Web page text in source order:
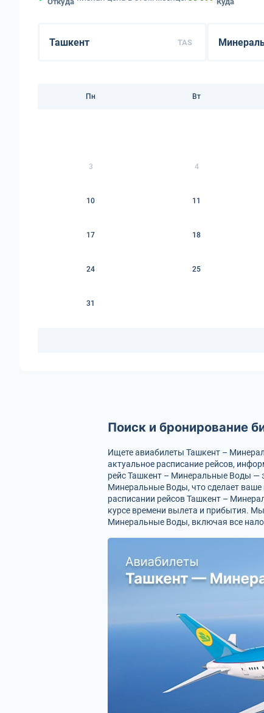
TAS
Пн Вт
3 4
10 11
17 18
24 25
31
Поиск и бронирование
Ищете авиабилеты Ташкент –
актуальное расписание рейсов,
рейс Ташкент – Минеральные Воды —
Минеральные Воды, что сделает
расписании рейсов Ташкент –
курсе времени вылета и прибытия.
Минеральные Воды, включая все